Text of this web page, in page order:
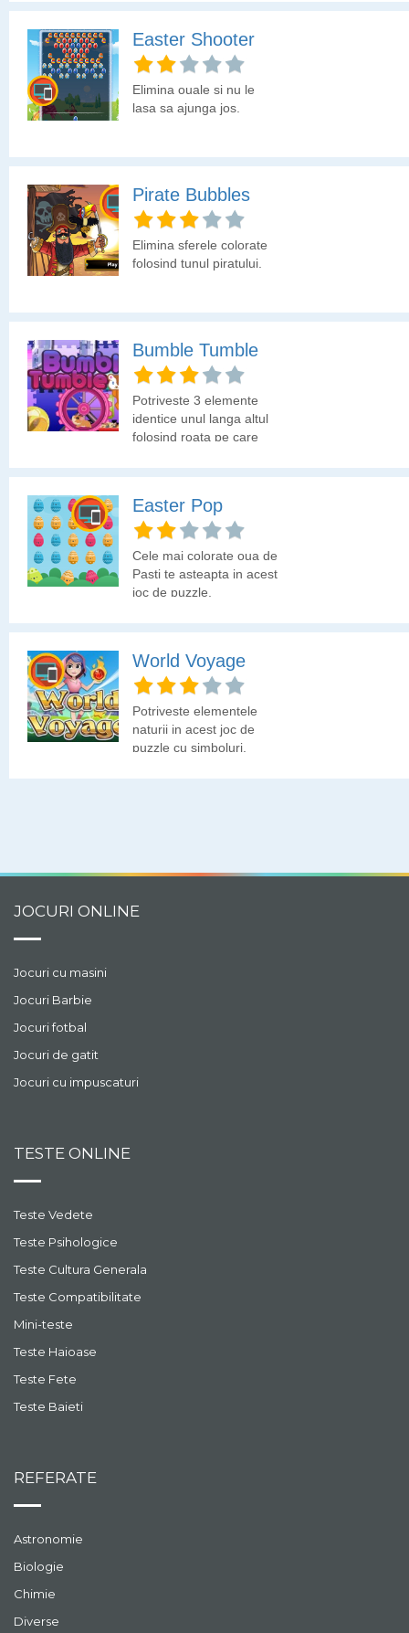
Easter Shooter
Elimina ouale si nu le
lasa sa ajunga jos.
Pirate Bubbles
Elimina sferele colorate
folosind tunul piratului.
Bumble Tumble
Potriveste 3 elemente
identice unul langa altul
folosind roata pe care
Easter Pop
Cele mai colorate oua de
Pasti te asteapta in acest
joc de puzzle.
World Voyage
Potriveste elementele
naturii in acest joc de
puzzle cu simboluri.
JOCURI ONLINE
Jocuri cu masini
Jocuri Barbie
Jocuri fotbal
Jocuri de gatit
Jocuri cu impuscaturi
TESTE ONLINE
Teste Vedete
Teste Psihologice
Teste Cultura Generala
Teste Compatibilitate
Mini-teste
Teste Haioase
Teste Fete
Teste Baieti
REFERATE
Astronomie
Biologie
Chimie
Diverse